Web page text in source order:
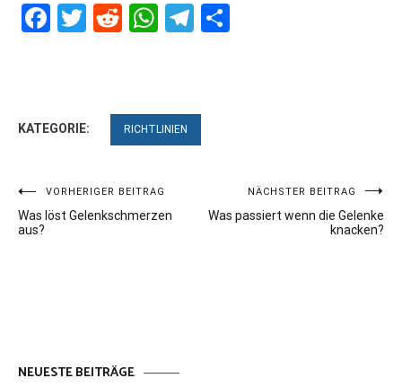
Facebook
Twitter
RedditWhatsApp
Telegram
KATEGORIE: RICHTLINIEN
Beitragsnavigation
VORHERIGER BEITRAG
Was löst Gelenkschmerzen
aus?
NÄCHSTER BEITRAG
Was passiert wenn die Gelenke
knacken?
NEUESTE BEITRÄGE